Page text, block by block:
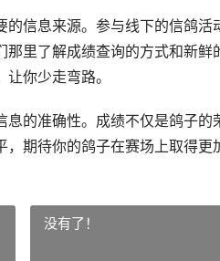
信息来源。参与线下的信鸽活
里了解成绩查询的方式和新鲜
你少走弯路。
的准确性。成绩不仅是鸽子的
期待你的鸽子在赛场上取得更
没有了！